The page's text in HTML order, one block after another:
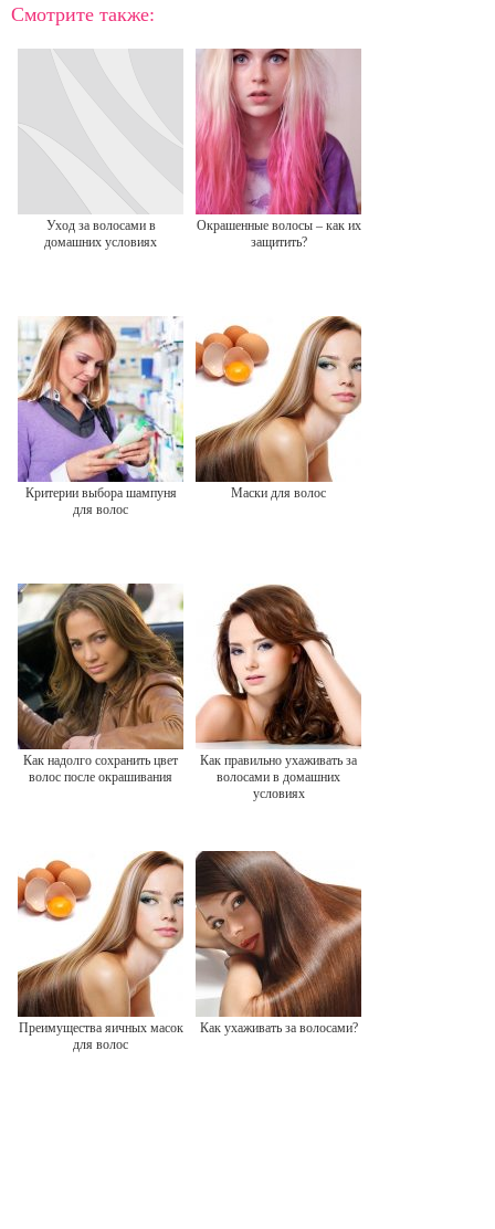
Смотрите также:
Уход за волосами в
домашних условиях
Окрашенные волосы – как их
защитить?
Критерии выбора шампуня
для волос
Маски для волос
Как надолго сохранить цвет
волос после окрашивания
Как правильно ухаживать за
волосами в домашних
условиях
Преимущества яичных масок
для волос
Как ухаживать за волосами?